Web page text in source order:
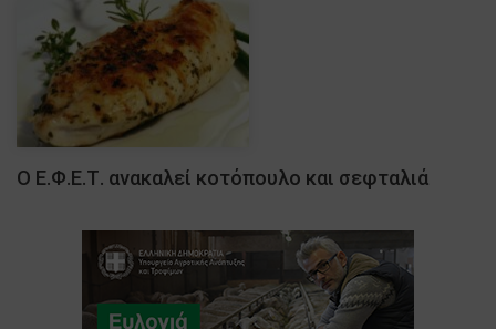
Ο Ε.Φ.Ε.Τ. ανακαλεί κοτόπουλο και σεφταλιά